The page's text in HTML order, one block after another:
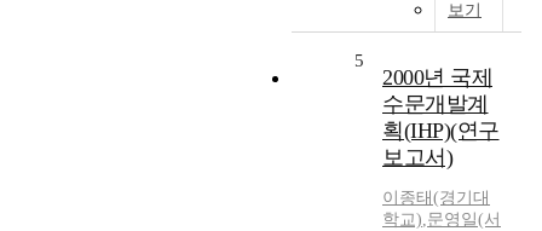
보기
5
2000년 국제
수문개발계
획(IHP)(연구
보고서)
이종태(경기대
학교),문영일(서